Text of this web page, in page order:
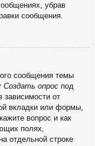
убрав
сообщения.
сообщения темы
Создать опрос под
от
вкладки или формы,
вопрос и как
полях,
отдельной строке